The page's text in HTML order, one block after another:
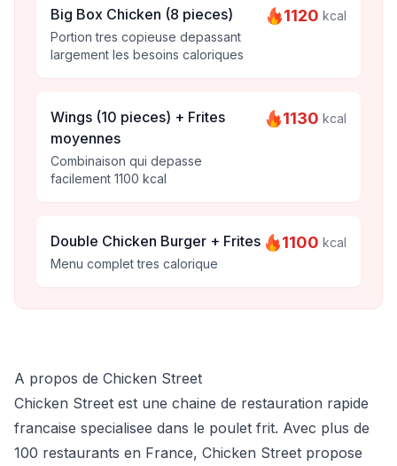
Big Box Chicken (8 pieces)
Portion tres copieuse depassant
largement les besoins caloriques
1120 kcal
Wings (10 pieces) + Frites
moyennes
Combinaison qui depasse
facilement 1100 kcal
1130 kcal
Double Chicken Burger + Frites
Menu complet tres calorique
1100 kcal
A propos de Chicken Street
Chicken Street est une chaine de restauration rapide
francaise specialisee dans le poulet frit. Avec plus de
100 restaurants en France, Chicken Street propose